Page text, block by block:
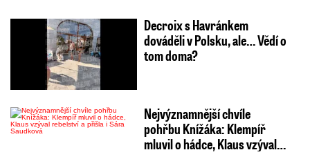
Decroix s Havránkem
dováděli v Polsku, ale… Vědí o
tom doma?
Nejvýznamnější chvíle
pohřbu Knížáka: Klempíř
mluvil o hádce, Klaus vzýval…